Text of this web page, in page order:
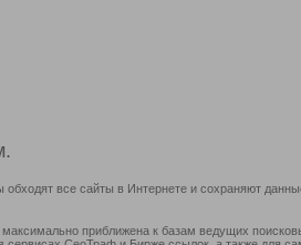
все сайты в Интернете и сохраняют
приближена к базам ведущих